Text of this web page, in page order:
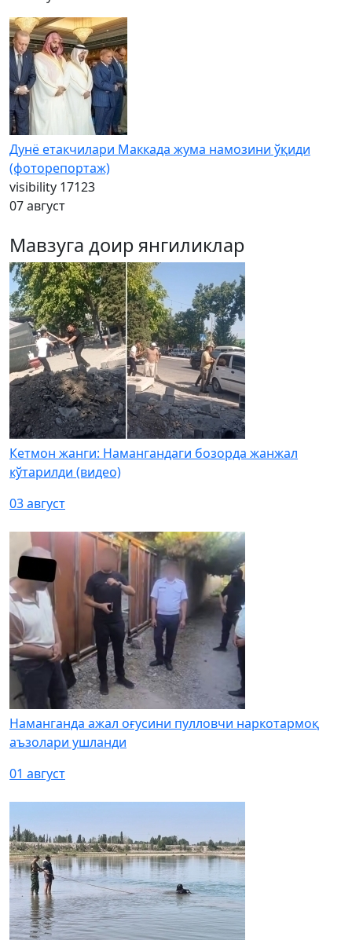
Дунё етакчилари Маккада жума намозини ўқиди
(фоторепортаж)
visibility 17123
07 август
Мавзуга доир янгиликлар
Кетмон жанги: Намангандаги бозорда жанжал
кўтарилди (видео)
03 август
Наманганда ажал оғусини пулловчи наркотармоқ
аъзолари ушланди
01 август